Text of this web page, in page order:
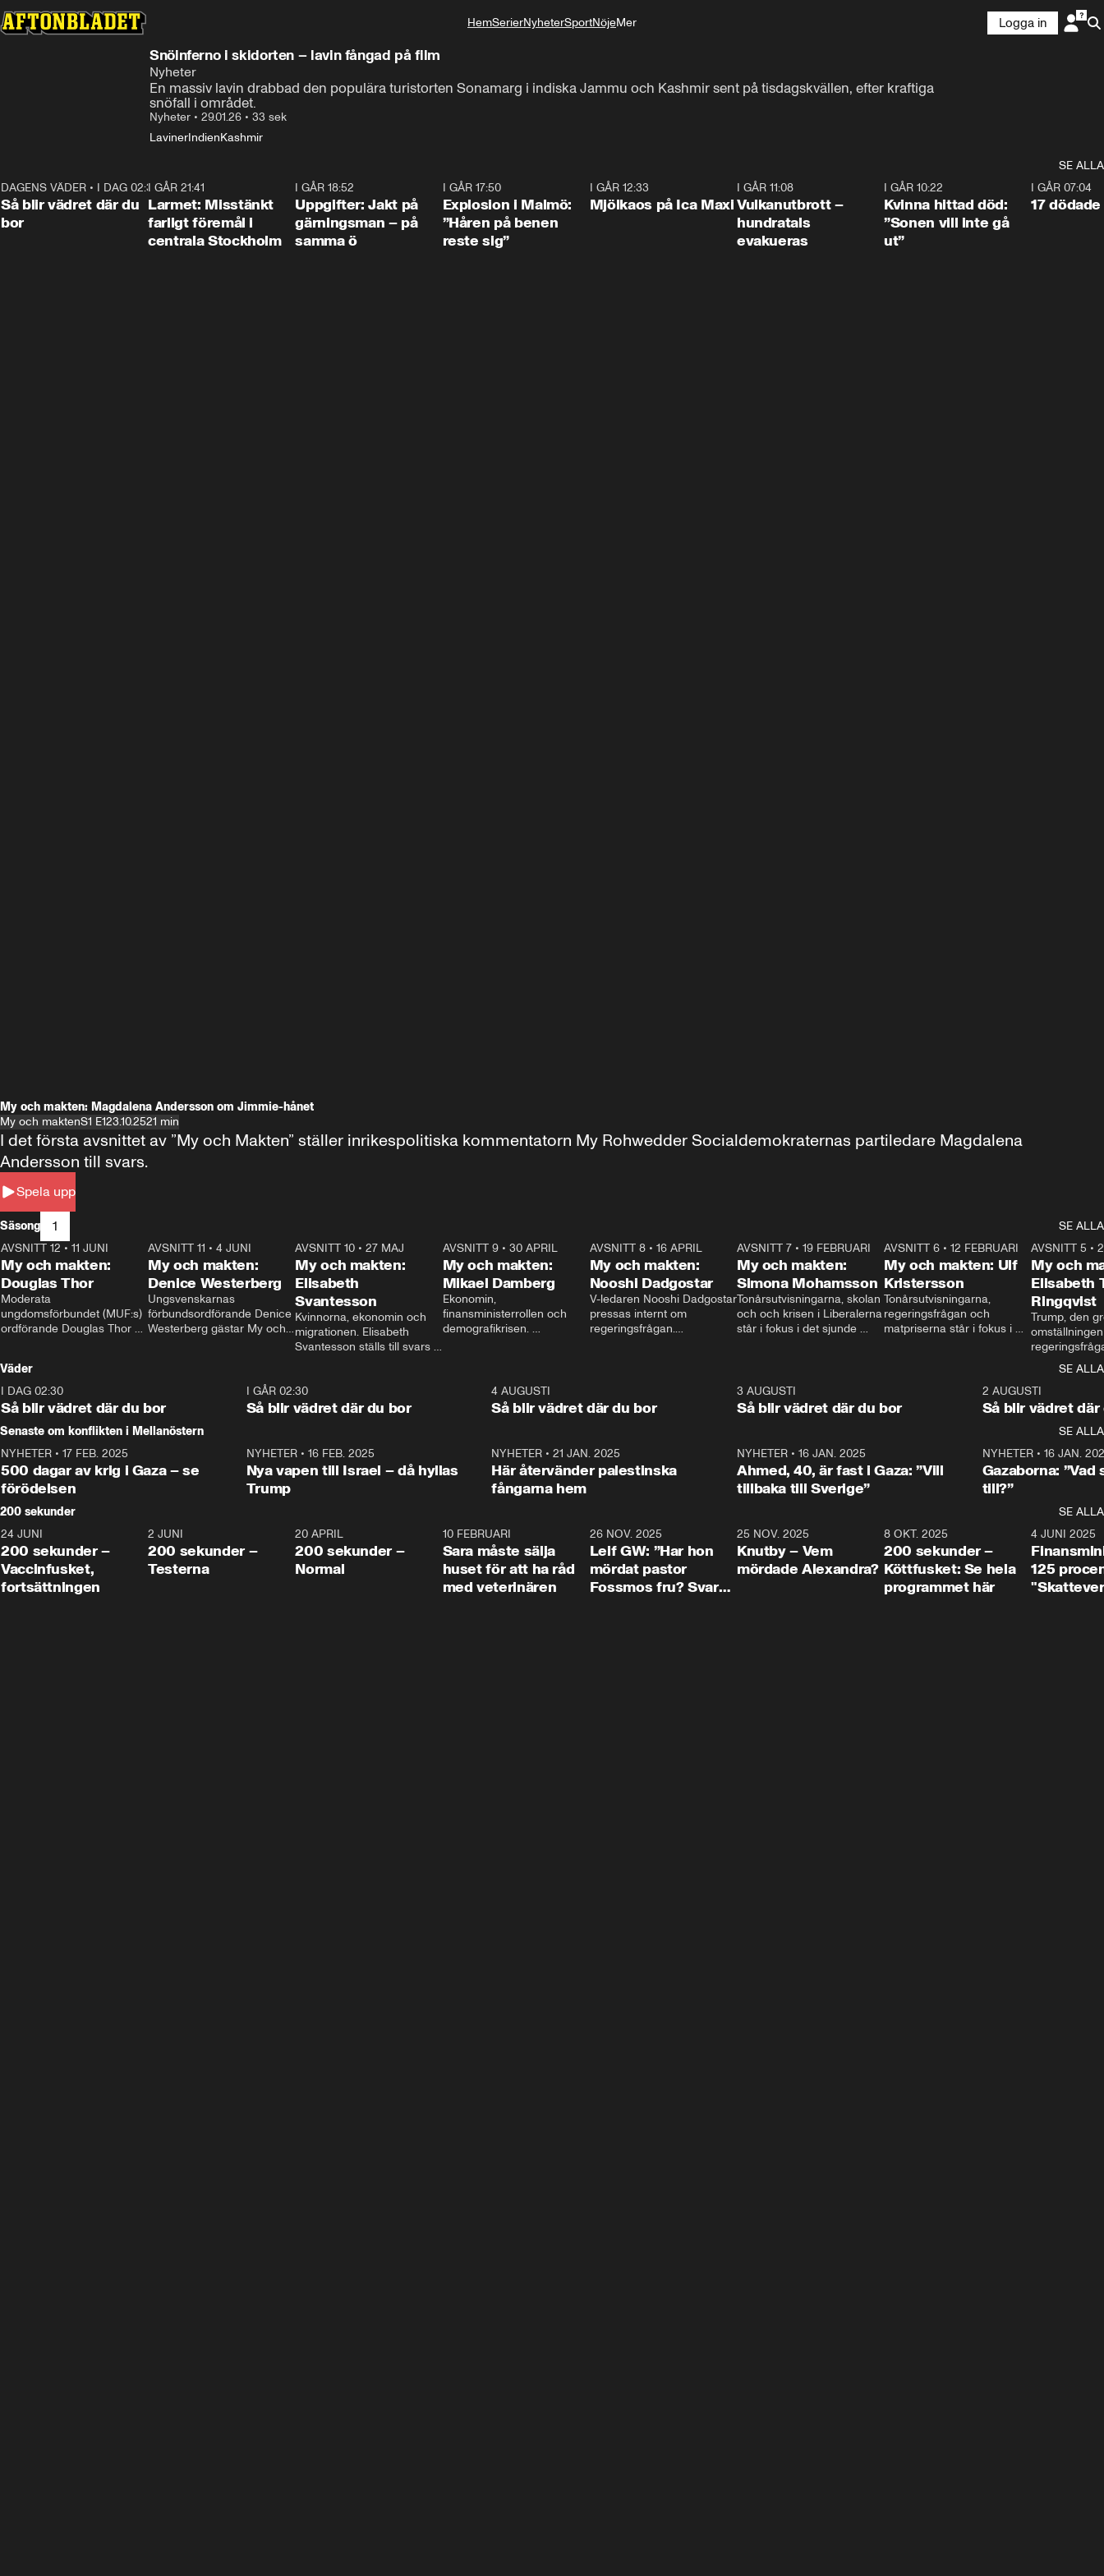
HemSerierNyheterSportNöjeMer
Logga in
Snöinferno i skidorten – lavin fångad på film
Nyheter
En massiv lavin drabbad den populära turistorten Sonamarg i indiska Jammu och Kashmir sent på tisdagskvällen, efter kraftiga
snöfall i området.
Nyheter • 29.01.26 • 33 sek
LavinerIndienKashmir
SE ALLA
1:06
DAGENS VÄDER • I DAG 02:30
Så blir vädret där du
bor
I GÅR 21:41
Larmet: Misstänkt
farligt föremål i
centrala Stockholm
I GÅR 18:52
Uppgifter: Jakt på
gärningsman – på
samma ö
I GÅR 17:50
Explosion i Malmö:
”Håren på benen
reste sig”
I GÅR 12:33
Mjölkaos på Ica Maxi
I GÅR 11:08
Vulkanutbrott –
hundratals
evakueras
I GÅR 10:22
Kvinna hittad död:
”Sonen vill inte gå
ut”
I GÅR 07:04
17
My och makten: Magdalena Andersson om Jimmie-hånet
My och maktenS1 E123.10.2521 min
Spela upp
I det första avsnittet av ”My och Makten” ställer inrikespolitiska kommentatorn My Rohwedder Socialdemokraternas partiledare Magdalena
Andersson till svars.
Säsong 1
SE ALLA
26:27
AVSNITT 12 • 11 JUNI
My och makten:
Douglas Thor
Moderata
ungdomsförbundet (MUF:s)
ordförande Douglas Thor
tonårsutvisningarna och hur
Moderaterna ska locka
väljare till valet i höst.
23:40
AVSNITT 11 •4 JUNI
My och makten:
Denice Westerberg
Ungsvenskarnas
förbundsordförande Denice
Westerberg gästar My och
AVSNITT 10 •27 MAJ
My och makten:
Elisabeth
Svantesson
Kvinnorna, ekonomin och
migrationen. Elisabeth
Svantesson ställs till svars
AVSNITT 9• 30 APRIL
My och makten:
Mikael Damberg
Ekonomin,
finansministerrollen och
demografikrisen.
och Makten.
AVSNITT 8• 16 APRIL
My och makten:
Nooshi Dadgostar
V-ledaren Nooshi Dadgostar
pressas internt om
regeringsfrågan.
– Vi ställer upp i val. Ska vi
vara med så sitter vi förstås
24:30
AVSNITT 7• 19 FEBRUARI
My och makten:
Simona Mohamsson
Tonårsutvisningarna, skolan
och och krisen i Liberalerna
står i fokus i det sjunde
kommentator My
Rohwedder ställer
utbildnings- och
Mohamsson till svars.
27:30
AVSNITT 6 •12 FEBRUARI
My och makten: Ulf
Kristersson
Tonårsutvisningarna,
regeringsfrågan och
matpriserna står i fokus i
Rohwedder ställer
statsminister Ulf Kristersson
AVSNITT 5 •
My och
Elisabeth
Ringqvist
Trump, den
centrum i
avsnittet av
Makten”. Se
Aftonbladets
Rohwedder
Thand Ring
Väder
SE ALLA
I DAG 02:30
Så blir vädret där du bor
1:06
I GÅR 02:30
Så blir vädret där du bor
4 AUGUSTI
Så blir vädret där du bor
3 AUGUSTI
Så blir vädret där du bor
2 AUGUSTI
Så blir vädret där
Senaste om konflikten i Mellanöstern
SE ALLA
NYHETER • 17 FEB. 2025
500 dagar av krig i Gaza – se
förödelsen
NYHETER• 16 FEB. 2025
Nya vapen till Israel – då hyllas
Trump
NYHETER •21 JAN. 2025
Här återvänder palestinska
fångarna hem
NYHETER• 16 JAN. 2025
Ahmed, 40, är fast i Gaza: ”Vill
tillbaka till Sverige”
NYHETER• 16 JAN.
Gazaborna:
till?”
200 sekunder
SE ALLA
5:00
24 JUNI
200 sekunder –
Vaccinfusket,
fortsättningen
4:23
2 JUNI
200 sekunder –
Testerna
20 APRIL
200 sekunder –
Normal
10 FEBRUARI
Sara måste sälja
huset för att ha råd
med veterinären
26 NOV. 2025
Leif GW: ”Har hon
mördat pastor
Fossmos fru? Svar
31:05
25 NOV. 2025
Knutby – Vem
mördade Alexandra?
4:29
8 OKT. 2025
200 sekunder –
Köttfusket: Se hela
programmet här
4 JUNI 2025
125